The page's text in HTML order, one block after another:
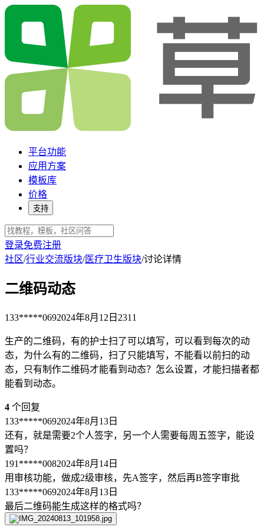
平台功能
应用方案
模板库
价格
支持
登录免费注册
社区/行业交流版块/医疗卫生版块/讨论详情
二维码动态
133*****0692024年8月12日 2311
生产的二维码，有的护士扫了可以填写，可以看到每次的动
态，为什么有的二维码，扫了只能填写，不能看以前扫的动
态，只有制作二维码才能看到动态？怎么设置，才能扫描者都
能看到动态。
4 个回复
133*****0692024年8月13日
还有，就是需要2个人签字，另一个人需要每周五签字，能设
置吗？
191*****0082024年8月14日
用审核功能，做成2级审核，先A签字，然后再B签字审批
133*****0692024年8月13日
最后二维码能生成这样的格式吗？